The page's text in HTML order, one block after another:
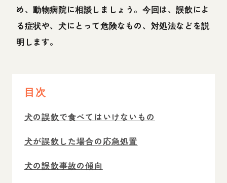
め、動物病院に相談しましょう。今回は、誤飲によ
る症状や、犬にとって危険なもの、対処法などを説
明します。
目次
犬の誤飲で食べてはいけないもの
犬が誤飲した場合の応急処置
犬の誤飲事故の傾向